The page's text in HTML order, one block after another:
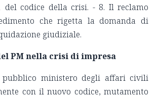
del codice della crisi. - 8. Il reclamo
che rigetta la domanda di
giudiziale.
PM nella crisi di impresa
ministero degli affari civili
con il nuovo codice, mutamento